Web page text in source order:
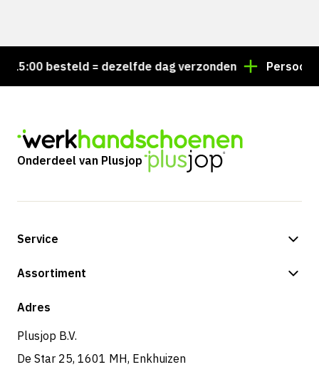
besteld = dezelfde dag verzonden Persoonlijk
Onderdeel van Plusjop
Service
Betalingsmogelijkheden
Retouren & service
Assortiment
Shop
Adres
Plusjop B.V.
De Star 25, 1601 MH, Enkhuizen